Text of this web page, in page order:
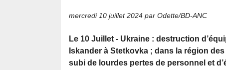
mercredi 10 juillet 2024 par Odette/BD-ANC
Le 10 Juillet - Ukraine : destruction
Iskander à Stetkovka ; dans la région
subi de lourdes pertes de personnel et